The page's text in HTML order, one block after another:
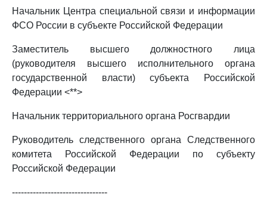
Начальник Центра специальной связи и информации
ФСО России в субъекте Российской Федерации
Заместитель высшего должностного лица
(руководителя высшего исполнительного органа
государственной власти) субъекта Российской
Федерации <**>
Начальник территориального органа Росгвардии
Руководитель следственного органа Следственного
комитета Российской Федерации по субъекту
Российской Федерации
--------------------------------